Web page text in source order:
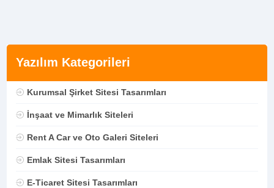
Yazılım Kategorileri
Kurumsal Şirket Sitesi Tasarımları
İnşaat ve Mimarlık Siteleri
Rent A Car ve Oto Galeri Siteleri
Emlak Sitesi Tasarımları
E-Ticaret Sitesi Tasarımları